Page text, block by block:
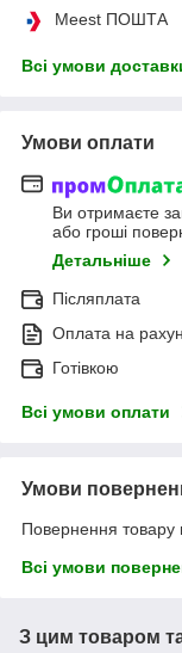
Meest ПОШТА
Всі умови
Умови оплати
Ви отримаєте
або гроші
Детальніше
Післяплата
Оплата на
Готівкою
Всі умови оплати
Умови
Повернення товару
Всі умови
З цим товаром